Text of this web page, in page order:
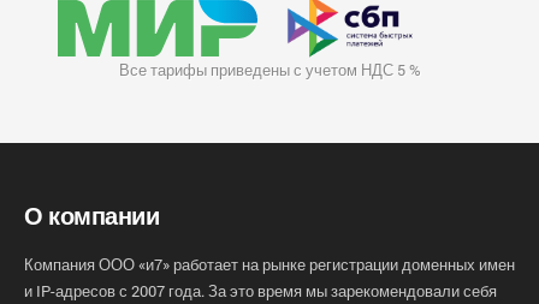
Все тарифы приведены с учетом НДС 5 %
О компании
Компания ООО «и7» работает на рынке регистрации доменных имен
и IP-адресов с 2007 года. За это время мы зарекомендовали себя